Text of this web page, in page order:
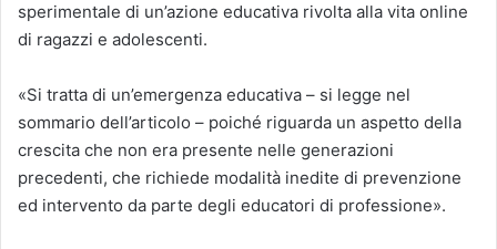
sperimentale di un’azione educativa rivolta alla vita online
di ragazzi e adolescenti.
«Si tratta di un’emergenza educativa – si legge nel
sommario dell’articolo – poiché riguarda un aspetto della
crescita che non era presente nelle generazioni
precedenti, che richiede modalità inedite di prevenzione
ed intervento da parte degli educatori di professione».